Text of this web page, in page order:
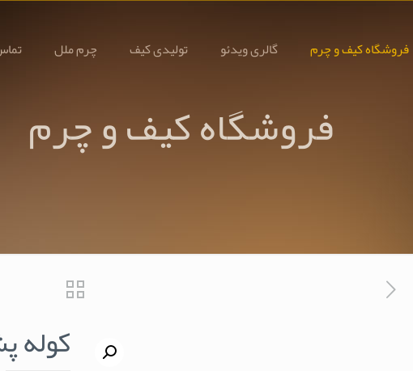
فروشگاه کیف و چرم گالری ویدئو تولیدی کیف چرم ملل
فروشگاه کیف و چرم
کوله